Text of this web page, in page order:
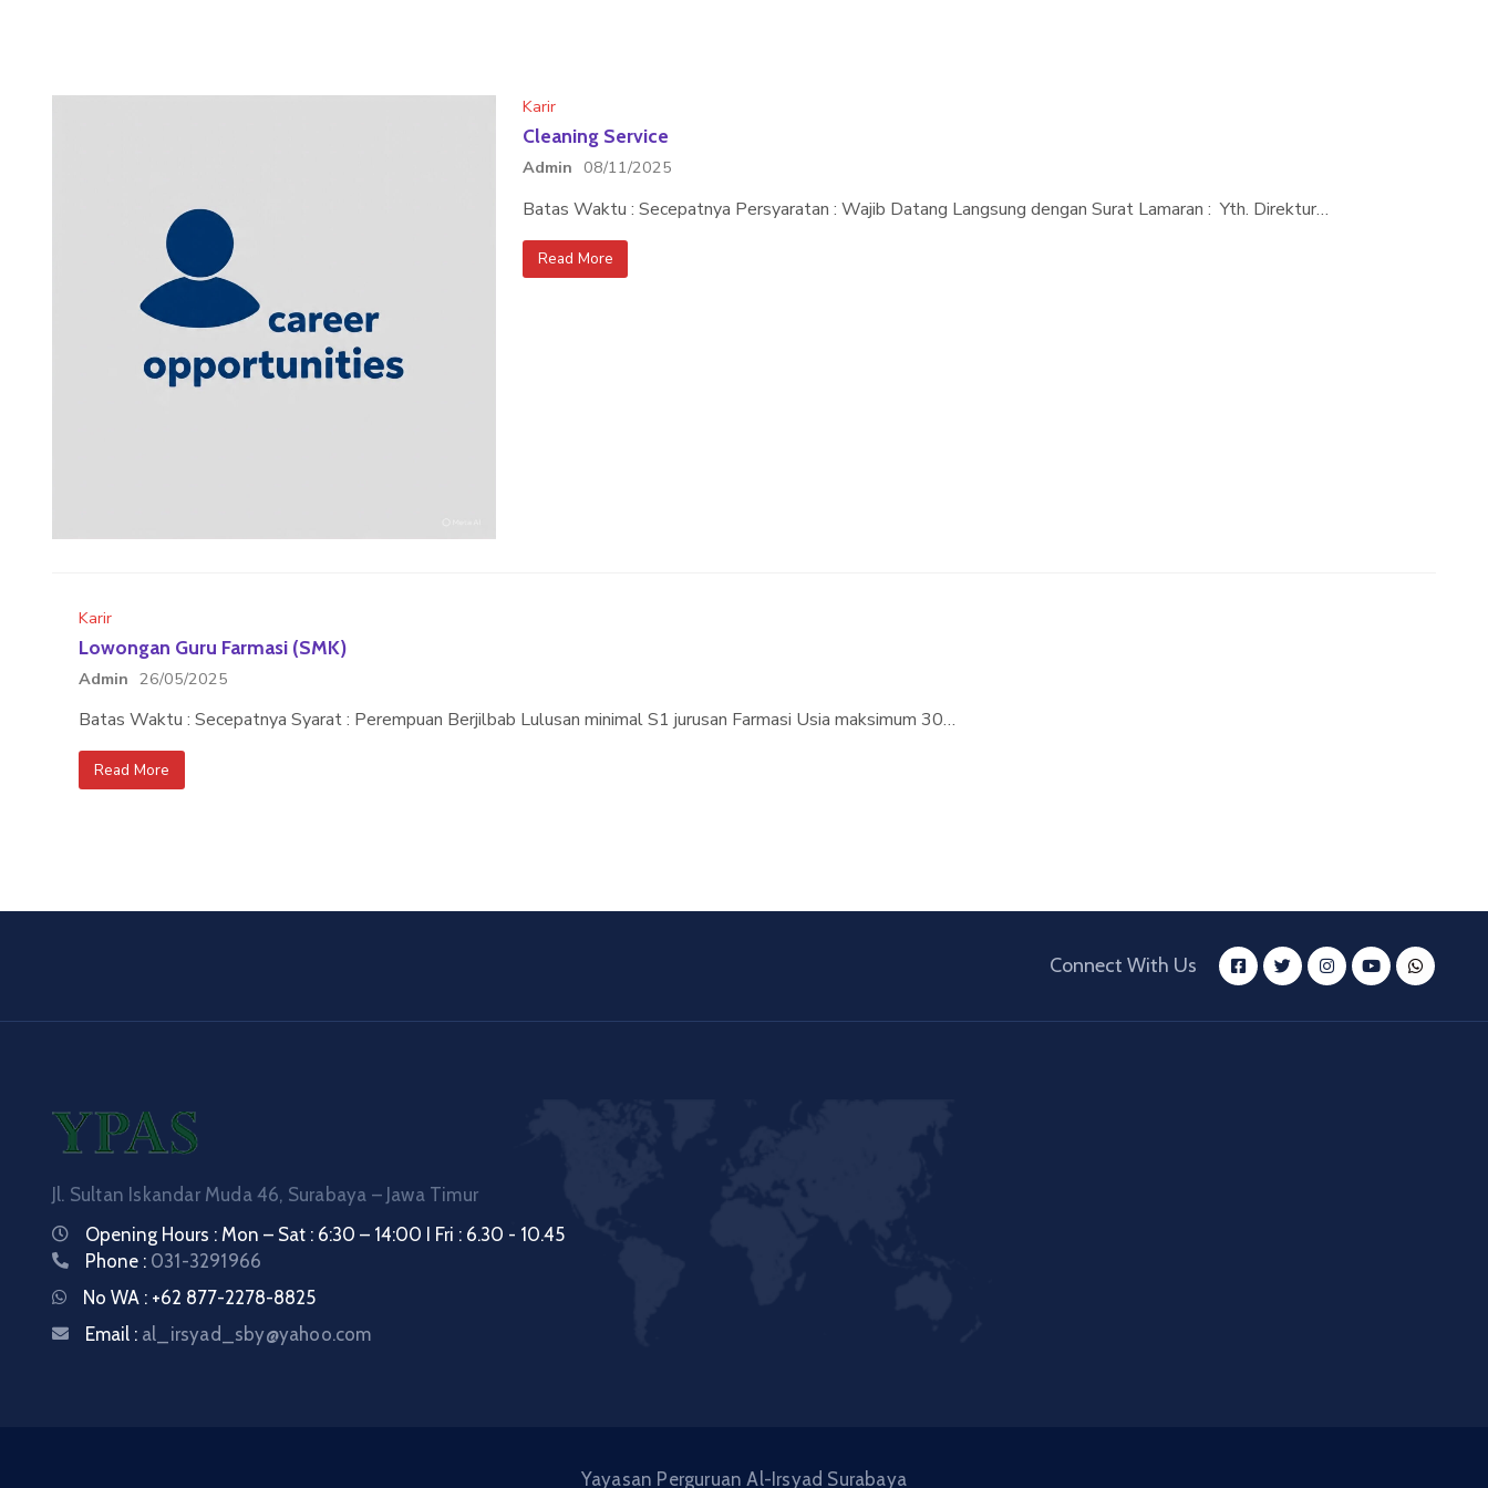
Karir
Cleaning Service
Admin 08/11/2025
Batas Waktu : Secepatnya Persyaratan : Wajib Datang Langsung dengan Surat Lamaran : Yth. Direktur…
Read More
Karir
Lowongan Guru Farmasi (SMK)
Admin 26/05/2025
Batas Waktu : Secepatnya Syarat : Perempuan Berjilbab Lulusan minimal S1 jurusan Farmasi Usia maksimum 30…
Read More
Connect With Us
Jl. Sultan Iskandar Muda 46, Surabaya – Jawa Timur
Opening Hours : Mon – Sat : 6:30 – 14:00 I Fri : 6.30 - 10.45
Phone : 031-3291966
No WA : +62 877-2278-8825
Email : al_irsyad_sby@yahoo.com
Yayasan Perguruan Al-Irsyad Surabaya